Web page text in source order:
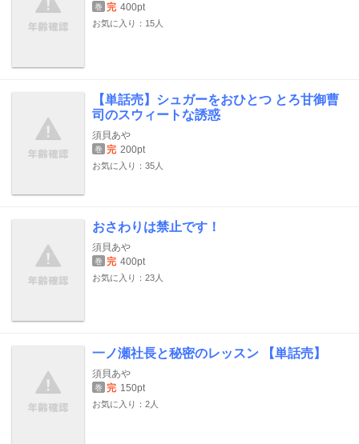
巻 完 400pt
お気に入り：15人
【単話売】シュガーをおひとつ とろ甘御曹
司のスウィートな誘惑
須貝あや
巻 完 200pt
お気に入り：35人
おさわりは禁止です！
須貝あや
巻 完 400pt
お気に入り：23人
一ノ瀬社長と秘密のレッスン 【単話売】
須貝あや
巻 完 150pt
お気に入り：2人